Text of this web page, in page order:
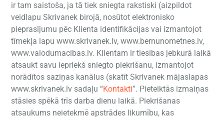
ir tam saistoša, ja tā tiek sniegta rakstiski (aizpildot
veidlapu Skrivanek birojā, nosūtot elektronisko
pieprasījumu pēc Klienta identifikācijas vai izmantojot
tīmekļa lapuwww.skrivanek.lv,www.bernunometnes.lv,
www.valodumacibas.lv. Klientam ir tiesības jebkurā laikā
atsaukt savu iepriekš sniegto piekrišanu, izmantojot
norādītos saziņas kanālus (skatīt Skrivanek mājaslapas
www.skrivanek.lv sadaļu “Kontakti”. Pieteiktās izmaiņas
stāsies spēkā trīs darba dienu laikā. Piekrišanas
atsaukums neietekmē apstrādes likumību, kas